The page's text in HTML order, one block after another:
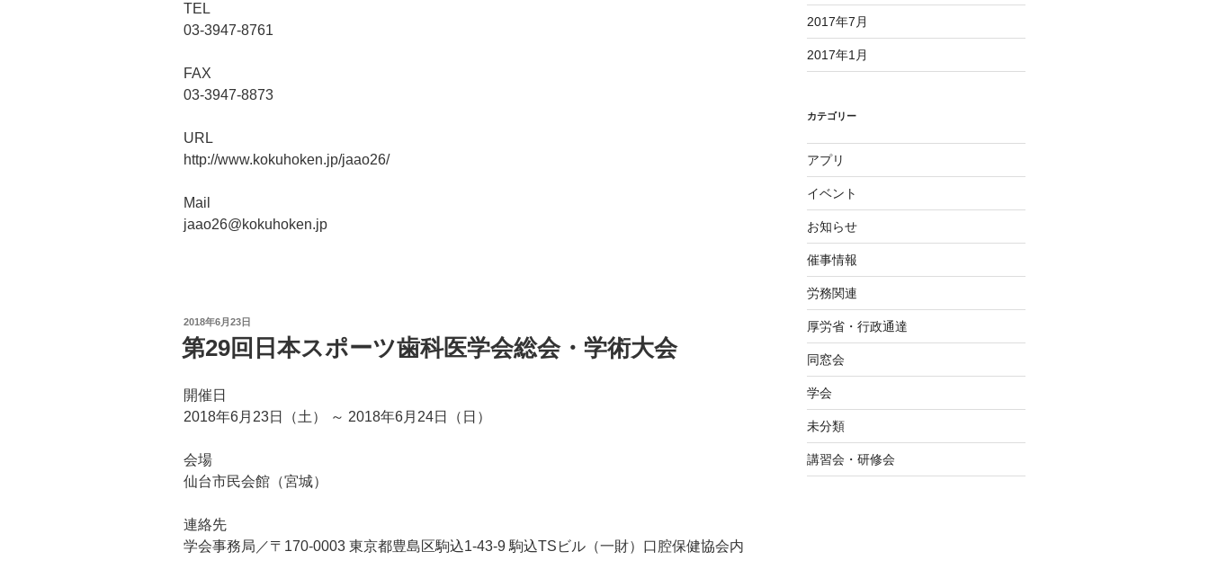
TEL
03-3947-8761
FAX
03-3947-8873
URL
http://www.kokuhoken.jp/jaao26/
Mail
jaao26@kokuhoken.jp
投
稿
日:
2018年6月23日
第29回日本スポーツ歯科医学会総会・学術大会
開催日
2018年6月23日（土） ～ 2018年6月24日（日）
会場
仙台市民会館（宮城）
連絡先
学会事務局／〒170‐0003 東京都豊島区駒込1‐43‐9 駒込TSビル（一財）口腔保健協会内
2017年7月
2017年1月
カテゴリー
アプリ
イベント
お知らせ
催事情報
労務関連
厚労省・行政通達
同窓会
学会
未分類
講習会・研修会